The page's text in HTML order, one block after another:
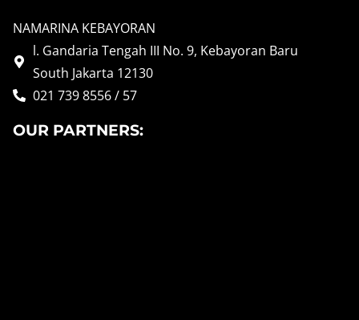
NAMARINA KEBAYORAN
l. Gandaria Tengah III No. 9, Kebayoran Baru
South Jakarta 12130
021 739 8556 / 57
OUR PARTNERS: